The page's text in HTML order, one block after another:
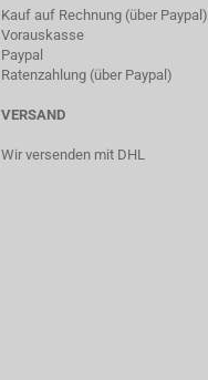
Kauf auf Rechnung (über Paypal)
Vorauskasse
Paypal
Ratenzahlung (über Paypal)
VERSAND
Wir versenden mit DHL